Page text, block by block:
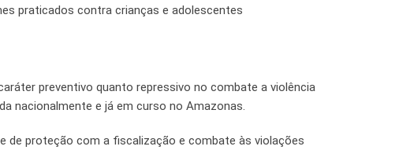
praticados contra crianças e adolescentes
preventivo quanto repressivo no combate a violência
nacionalmente e já em curso no Amazonas.
de proteção com a fiscalização e combate às violações